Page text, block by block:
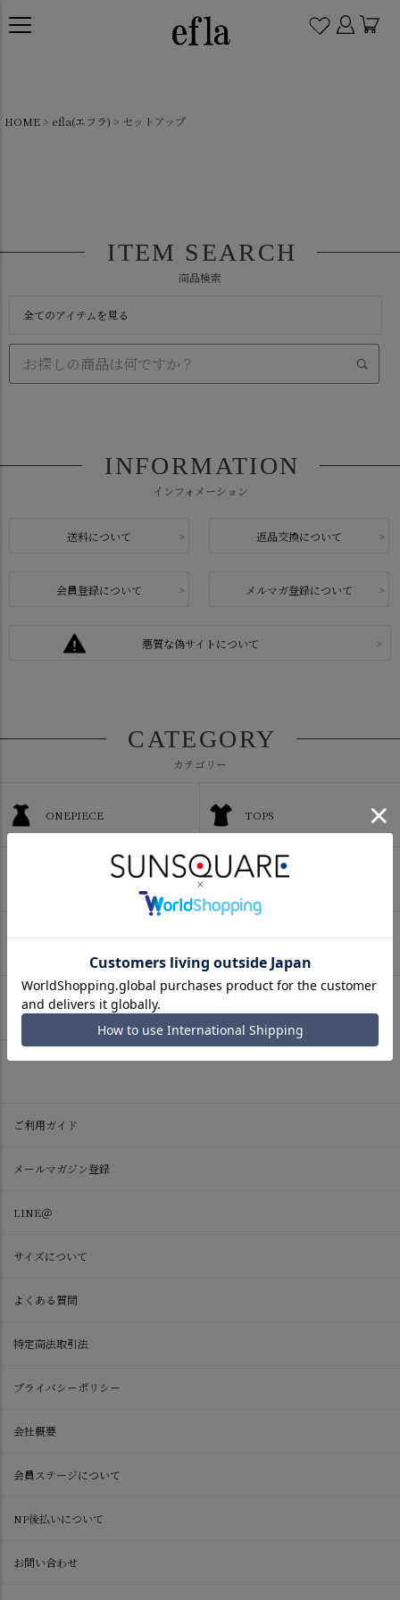
HOME efla(エフラ) セットアップ
ITEM SEARCH
商品検索
全てのアイテムを見る
INFORMATION
インフォメーション
送料について 返品交換について
会員登録について メルマガ登録について
悪質な偽サイトについて
CATEGORY
カテゴリー
ONEPIECE TOPS
PANTS
SKIRT GOODS
ALL
ご利用ガイド
メールマガジン登録
LINE＠
サイズについて
よくある質問
特定商法取引法
プライバシーポリシー
会社概要
会員ステージについて
NP後払いについて
お問い合わせ